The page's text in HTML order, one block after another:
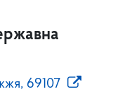
69107